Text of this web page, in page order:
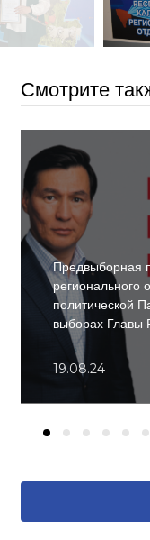
Смотрите
Предвыборная
регионального
политической
выборах Главы
19.08.24